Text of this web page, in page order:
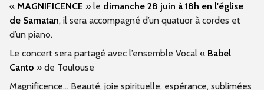
« MAGNIFICENCE » le dimanche 28 juin à 18h en l'église
de Samatan, il sera accompagné d’un quatuor à cordes et
d’un piano.
Le concert sera partagé avec l’ensemble Vocal « Babel
Canto » de Toulouse
Magnificence... Beauté, joie spirituelle, espérance, sublimées